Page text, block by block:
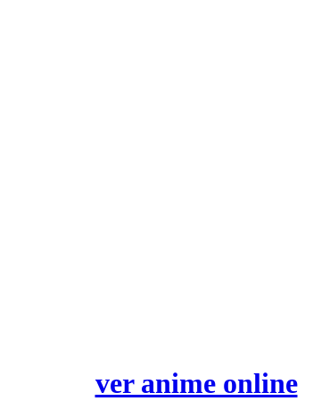
ver anime online